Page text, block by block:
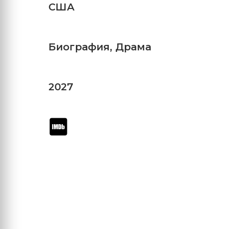
США
Биография, Драма
2027